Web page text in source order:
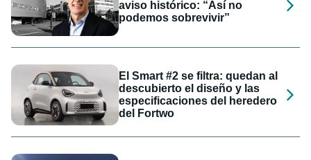
aviso histórico: “Así no
podemos sobrevivir”
El Smart #2 se filtra: quedan al
descubierto el diseño y las
especificaciones del heredero
del Fortwo